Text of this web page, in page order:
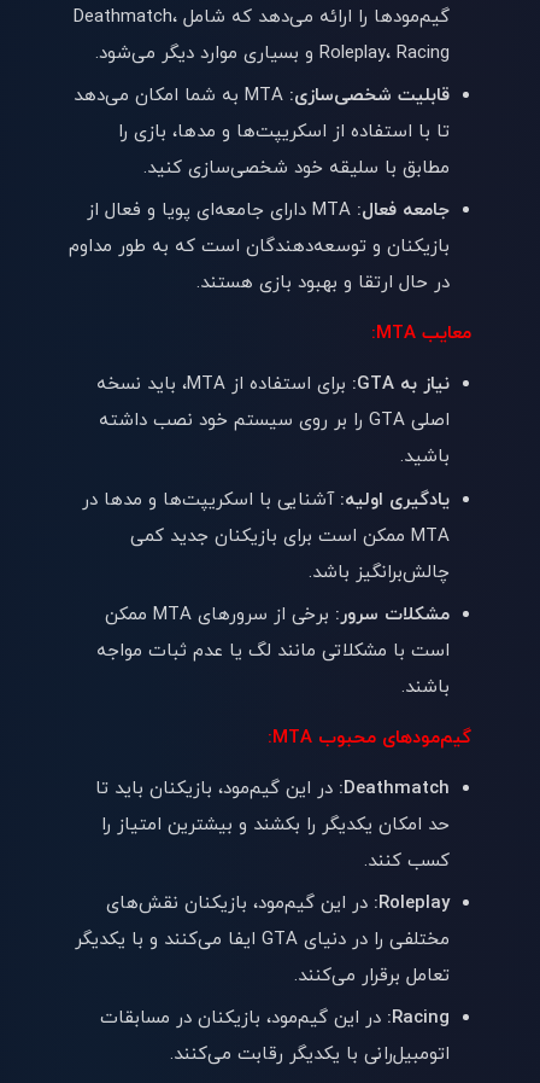
گیم‌مودها را ارائه می‌دهد که شامل Deathmatch،
Roleplay، Racing و بسیاری موارد دیگر می‌شود.
قابلیت شخصی‌سازی:
MTA به شما امکان می‌دهد
تا با استفاده از اسکریپت‌ها و مدها، بازی را
مطابق با سلیقه خود شخصی‌سازی کنید.
جامعه فعال:
MTA دارای جامعه‌ای پویا و فعال از
بازیکنان و توسعه‌دهندگان است که به طور مداوم
در حال ارتقا و بهبود بازی هستند.
معایب MTA:
نیاز به GTA:
برای استفاده از MTA، باید نسخه
اصلی GTA را بر روی سیستم خود نصب داشته
باشید.
یادگیری اولیه: آشنایی با اسکریپت‌ها و مدها در
MTA ممکن است برای بازیکنان جدید کمی
چالش‌برانگیز باشد.
مشکلات سرور:
برخی از سرورهای MTA ممکن
است با مشکلاتی مانند لگ یا عدم ثبات مواجه
باشند.
گیم‌مودهای محبوب MTA:
Deathmatch: در این گیم‌مود، بازیکنان باید تا
حد امکان یکدیگر را بکشند و بیشترین امتیاز را
کسب کنند.
Roleplay: در این گیم‌مود، بازیکنان نقش‌های
مختلفی را در دنیای GTA ایفا می‌کنند و با یکدیگر
تعامل برقرار می‌کنند.
Racing: در این گیم‌مود، بازیکنان در مسابقات
اتومبیل‌رانی با یکدیگر رقابت می‌کنند.